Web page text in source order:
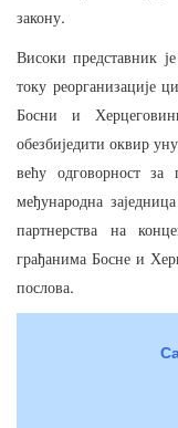
закону.
Високи представник је
току реорганизације
Босни
и
обезбиједити оквир
већу
одговорност за
међународна заједница
партнерства
на
грађанима Босне и
послова.